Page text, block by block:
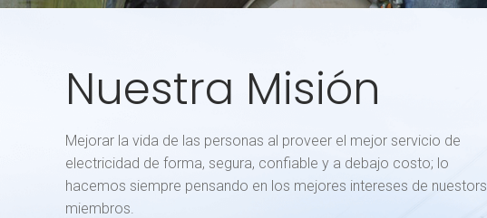
Nuestra Misión
Mejorar la vida de las personas al proveer el mejor servicio de
electricidad de forma, segura, confiable y a debajo costo; lo
hacemos siempre pensando en los mejores intereses de nuestors
miembros.